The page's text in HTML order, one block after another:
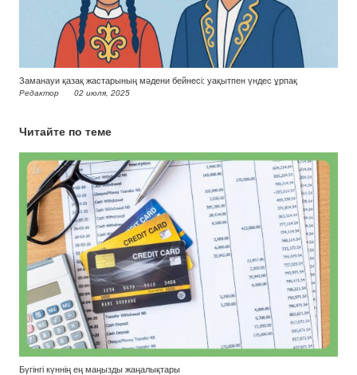
Заманауи қазақ жастарының мәдени бейнесі: уақытпен үндес ұрпақ
Редактор 02 июля, 2025
Читайте по теме
Бүгінгі күннің ең маңызды жаңалықтары